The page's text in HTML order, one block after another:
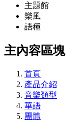
主題館
樂風
語種
主內容區塊
首頁
產品介紹
音樂類型
華語
團體